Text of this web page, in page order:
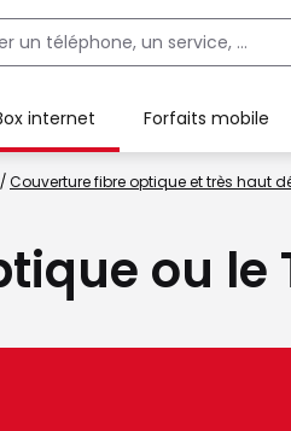
internet Forfaits mobile
Couverture fibre optique et très haut
ou